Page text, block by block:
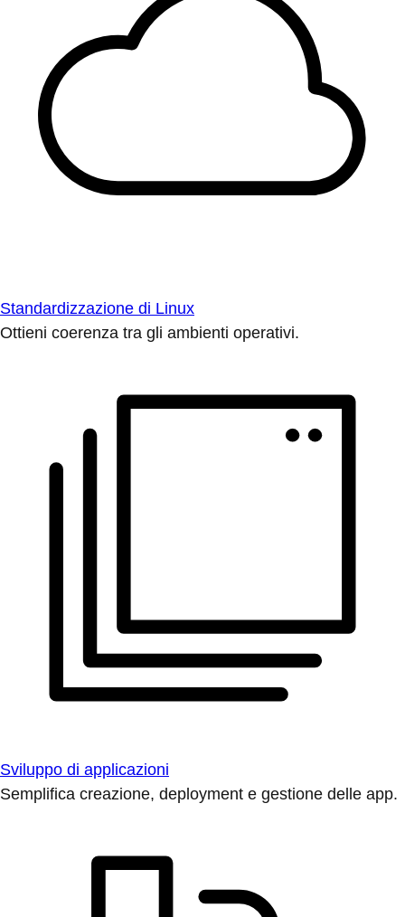
Standardizzazione di Linux
Ottieni coerenza tra gli ambienti operativi.
Sviluppo di applicazioni
Semplifica creazione, deployment e gestione delle app.